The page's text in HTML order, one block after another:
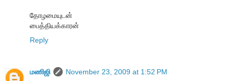
தோழமையுடன்
பைத்தியக்காரன்
Reply
மணிஜி
November 23, 2009 at 1:52 PM